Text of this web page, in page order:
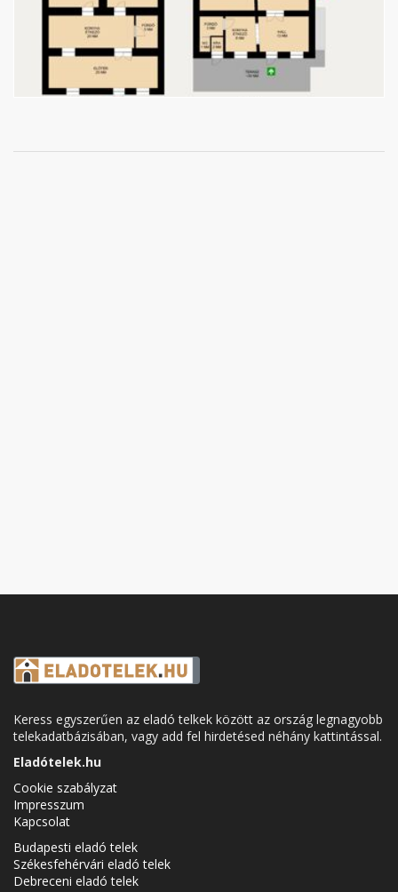
Keress egyszerűen az eladó telkek között az ország legnagyobb
telekadatbázisában, vagy add fel hirdetésed néhány kattintással.
Eladótelek.hu
Cookie szabályzat
Impresszum
Kapcsolat
Budapesti eladó telek
Székesfehérvári eladó telek
Debreceni eladó telek